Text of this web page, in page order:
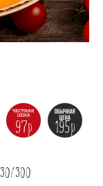
195р
97р
30/300